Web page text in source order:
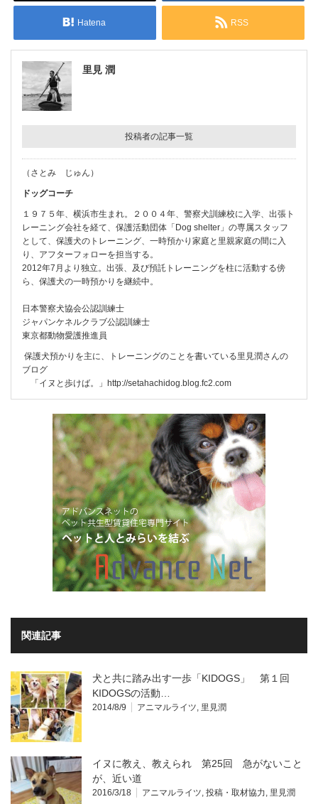
Hatena RSS
里見 潤
投稿者の記事一覧
（さとみ じゅん）
ドッグコーチ
１９７５年、横浜市生まれ。２００４年、警察犬訓練校に入学、出張ト
レーニング会社を経て、保護活動団体「Dog shelter」の専属スタッフ
として、保護犬のトレーニング、一時預かり家庭と里親家庭の間に入
り、アフターフォローを担当する。
2012年7月より独立。出張、及び預託トレーニングを柱に活動する傍
ら、保護犬の一時預かりを継続中。
日本警察犬協会公認訓練士
ジャパンケネルクラブ公認訓練士
東京都動物愛護推進員
保護犬預かりを主に、トレーニングのことを書いている里見潤さんの
ブログ
「イヌと歩けば。」 http://setahachidog.blog.fc2.com
関連記事
犬と共に踏み出す一歩「KIDOGS」 第１回
KIDOGSの活動…
2014/8/9 アニマルライツ 里見潤
イヌに教え、教えられ 第25回 急がないこと
が、近い道
2016/3/18 アニマルライツ 投稿・取材協力 里見潤